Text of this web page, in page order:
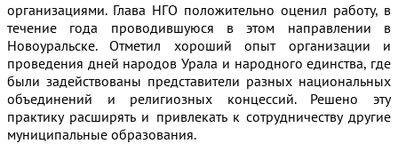
организациями. Глава НГО положительно оценил работу, в
течение года проводившуюся в этом направлении в
Новоуральске. Отметил хороший опыт организации и
проведения дней народов Урала и народного единства, где
были задействованы представители разных национальных
объединений и религиозных концессий. Решено эту
практику расширять и привлекать к сотрудничеству другие
муниципальные образования.